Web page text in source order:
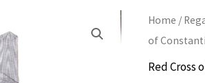
Home /
of
Red Cross